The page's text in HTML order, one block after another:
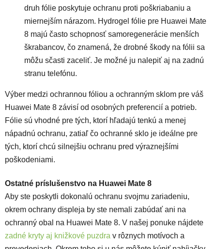
druh fólie poskytuje ochranu proti poškriabaniu a
miernejším nárazom. Hydrogel fólie pre Huawei Mate
8 majú často schopnosť samoregenerácie menších
škrabancov, čo znamená, že drobné škody na fólii sa
môžu sčasti zaceliť. Je možné ju nalepiť aj na zadnú
stranu telefónu.
Výber medzi ochrannou fóliou a ochranným sklom pre váš
Huawei Mate 8 závisí od osobných preferencií a potrieb.
Fólie sú vhodné pre tých, ktorí hľadajú tenkú a menej
nápadnú ochranu, zatiaľ čo ochranné sklo je ideálne pre
tých, ktorí chcú silnejšiu ochranu pred výraznejšími
poškodeniami.
Ostatné príslušenstvo na Huawei Mate 8
Aby ste poskytli dokonalú ochranu svojmu zariadeniu,
okrem ochrany displeja by ste nemali zabúdať ani na
ochranný obal na Huawei Mate 8. V našej ponuke nájdete
zadné kryty aj knižkové puzdra v rôznych motívoch a